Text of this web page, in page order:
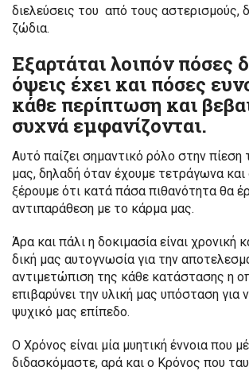
διελεύσεις του από τους αστερισμούς,
ζώδια.
Εξαρτάται λοιπόν πόσες
όψεις έχει και πόσες
κάθε περίπτωση και
συχνά εμφανίζονται.
Αυτό παίζει σημαντικό ρόλο στην
μας, δηλαδή όταν έχουμε τετράγωνα και
ξέρουμε ότι κατά πάσα πιθανότητα θα
αντιπαράθεση με το κάρμα μας.
Άρα και πάλι η δοκιμασία είναι χρονική
δική μας αυτογνωσία για την
αντιμετώπιση της κάθε κατάστασης η
επιβαρύνει την υλική μας υπόσταση για
ψυχικό μας επίπεδο.
Ο Χρόνος είναι μία μυητική έννοια που
διδασκόμαστε, αρά και ο Κρόνος που